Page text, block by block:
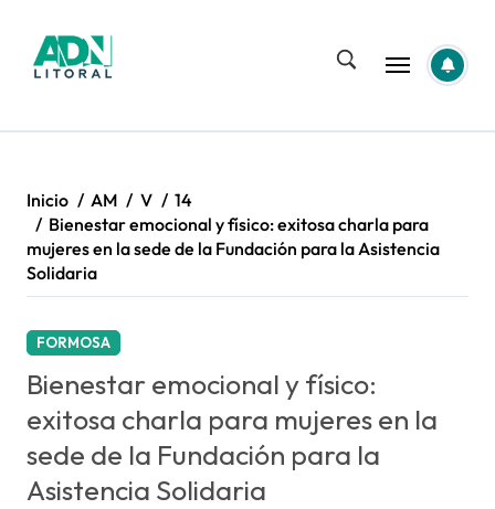
contenido
Inicio AM V
14
Bienestar emocional y físico: exitosa charla para
mujeres en la sede de la Fundación para la Asistencia
Solidaria
FORMOSA
Bienestar emocional y físico:
exitosa charla para mujeres en la
sede de la Fundación para la
Asistencia Solidaria